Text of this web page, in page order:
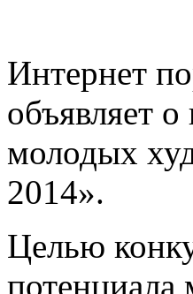
Интернет
объявляет
молодых
2014».
Целью
потенциала